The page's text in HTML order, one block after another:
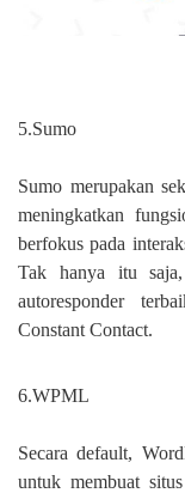
5.Sumo
Sumo merupakan
meningkatkan
berfokus pada
Tak hanya itu
autoresponder
Constant Contact.
6.WPML
Secara default,
untuk membuat